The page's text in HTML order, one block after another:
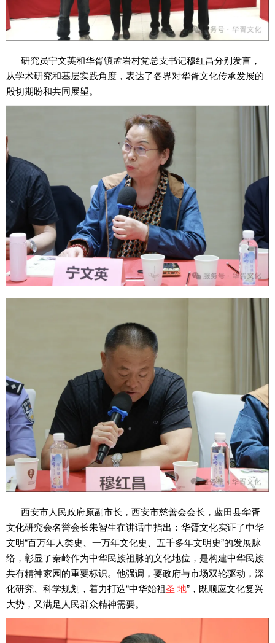
研究员宁文英和华胥镇孟岩村党总支书记穆红昌分别发言，
从学术研究和基层实践角度，表达了各界对华胥文化传承发展的
殷切期盼和共同展望。
西安市人民政府原副市长，西安市慈善会会长，蓝田县华胥
文化研究会名誉会长朱智生在讲话中指出：华胥文化实证了中华
文明“百万年人类史、一万年文化史、五千多年文明史”的发展脉
络，彰显了秦岭作为中华民族祖脉的文化地位，是构建中华民族
共有精神家园的重要标识。他强调，要政府与市场双轮驱动，深
化研究、科学规划，着力打造“中华始祖圣 地”，既顺应文化复兴
大势，又满足人民群众精神需要。